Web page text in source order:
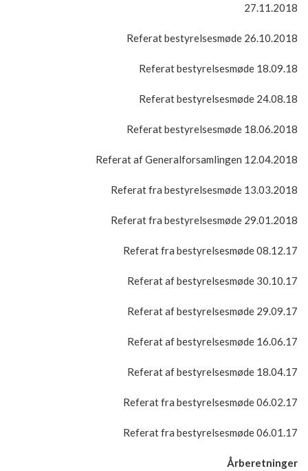
27.11.2018
Referat bestyrelsesmøde 26.10.2018
Referat bestyrelsesmøde 18.09.18
Referat bestyrelsesmøde 24.08.18
Referat bestyrelsesmøde 18.06.2018
Referat af Generalforsamlingen 12.04.2018
Referat fra bestyrelsesmøde 13.03.2018
Referat fra bestyrelsesmøde 29.01.2018
Referat fra bestyrelsesmøde 08.12.17
Referat af bestyrelsesmøde 30.10.17
Referat af bestyrelsesmøde 29.09.17
Referat af bestyrelsesmøde 16.06.17
Referat af bestyrelsesmøde 18.04.17
Referat fra bestyrelsesmøde 06.02.17
Referat fra bestyrelsesmøde 06.01.17
Årberetninger